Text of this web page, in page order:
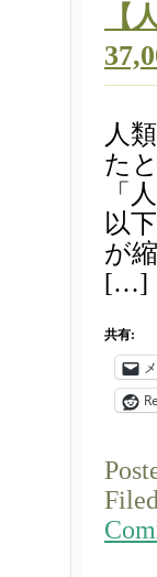
【
人
た
「
以
が
[…]
共有: